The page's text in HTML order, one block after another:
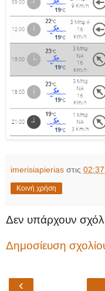
imerisiapierias στις 02:37
Κοινή χρήση
Δεν υπάρχουν
Δημοσίευση
‹